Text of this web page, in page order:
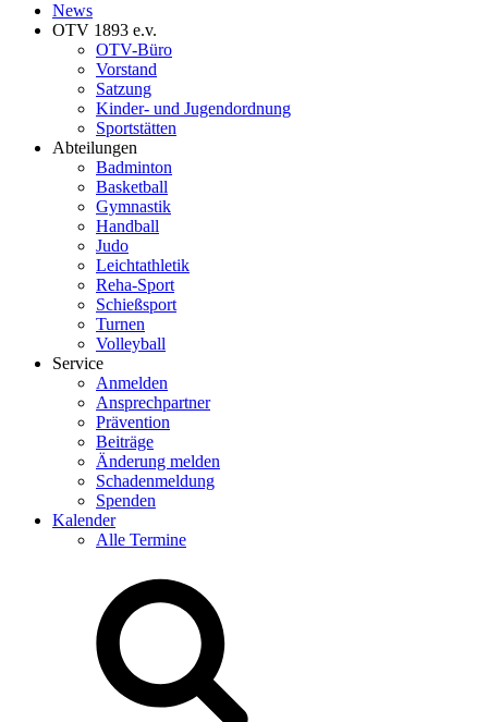
News
OTV 1893 e.v.
OTV-Büro
Vorstand
Satzung
Kinder- und Jugendordnung
Sportstätten
Abteilungen
Badminton
Basketball
Gymnastik
Handball
Judo
Leichtathletik
Reha-Sport
Schießsport
Turnen
Volleyball
Service
Anmelden
Ansprechpartner
Prävention
Beiträge
Änderung melden
Schadenmeldung
Spenden
Kalender
Alle Termine